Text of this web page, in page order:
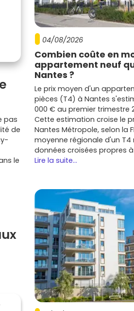
pas
de
le
04/08/2026
Combien coûte en
appartement neuf
Nantes ?
Le prix moyen d'un
pièces (T4) à Nantes
000 € au premier trimestre
Cette estimation croise le
Nantes Métropole, selon la
moyenne régionale d'un
données croisées propres
Lire la suite...